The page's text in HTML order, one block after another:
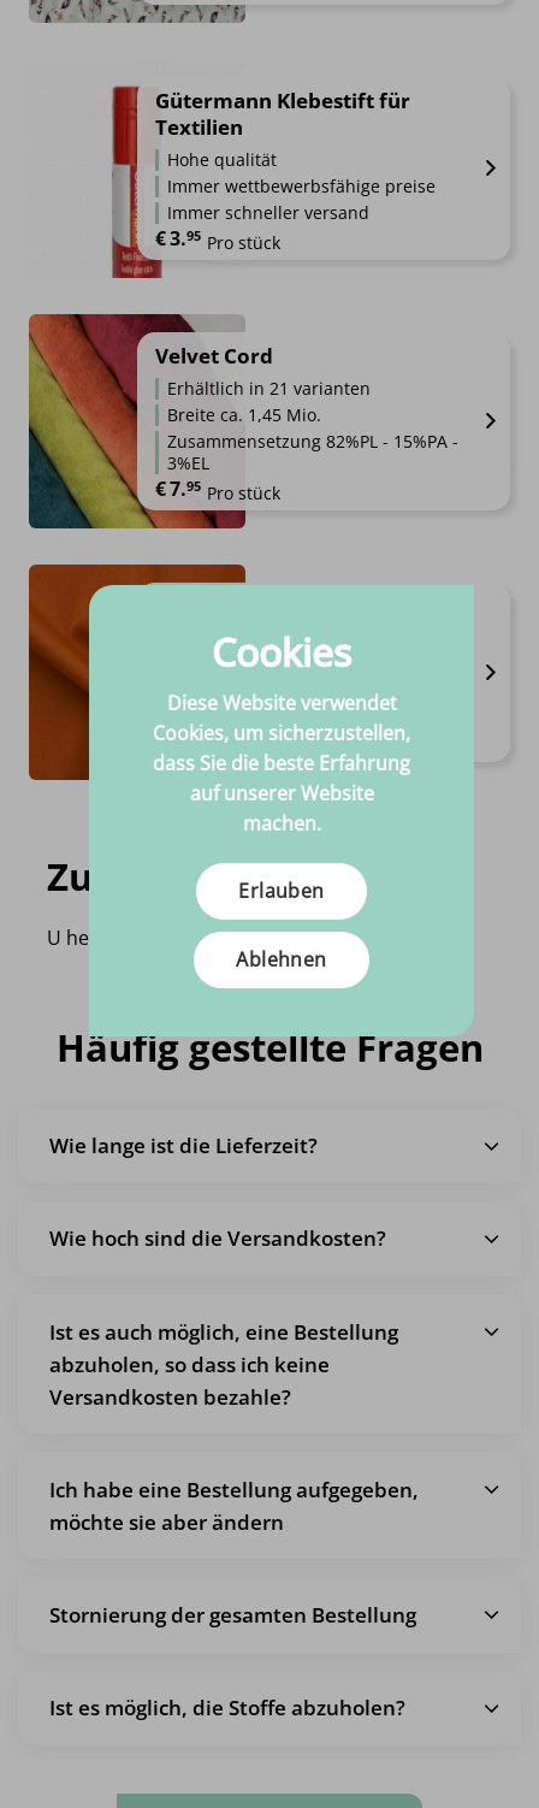
Gütermann Klebestift für
Textilien
Hohe qualität
Immer wettbewerbsfähige preise
Immer schneller versand
€3.95 Pro stück
Velvet Cord
Erhältlich in 21 varianten
Breite ca. 1,45 Mio.
Zusammensetzung 82%PL - 15%PA -
3%EL
€7.95 Pro stück
Erhältlich in 20 varianten
Breite ca. 1,45 Mio.
Zusammensetzung 68%VI - 27%PA -
5%SP
€13.95 Pro meter
Zuletzt angesehen
U heeft nog geen product bekeken!
Häufig gestellte Fragen
Wie lange ist die Lieferzeit?
Wie hoch sind die Versandkosten?
Ist es auch möglich, eine Bestellung
abzuholen, so dass ich keine
Versandkosten bezahle?
Ich habe eine Bestellung aufgegeben,
möchte sie aber ändern
Stornierung der gesamten Bestellung
Ist es möglich, die Stoffe abzuholen?
Cookies
Diese Website verwendet
Cookies, um sicherzustellen,
dass Sie die beste Erfahrung
auf unserer Website
machen.
Erlauben
Ablehnen